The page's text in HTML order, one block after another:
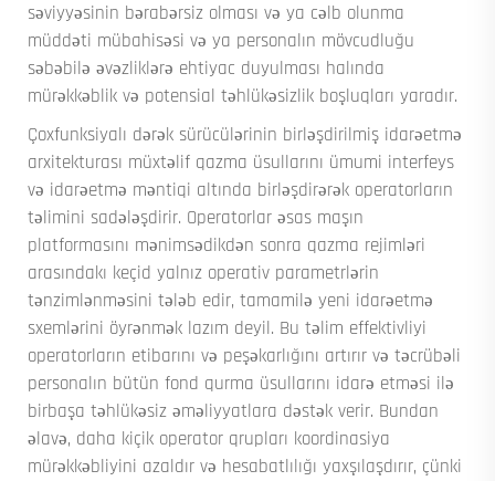
səviyyəsinin bərabərsiz olması və ya cəlb olunma
müddəti mübahisəsi və ya personalın mövcudluğu
səbəbilə əvəzliklərə ehtiyac duyulması halında
mürəkkəblik və potensial təhlükəsizlik boşluqları yaradır.
Çoxfunksiyalı dərək sürücülərinin birləşdirilmiş idarəetmə
arxitekturası müxtəlif qazma üsullarını ümumi interfeys
və idarəetmə məntiqi altında birləşdirərək operatorların
təlimini sadələşdirir. Operatorlar əsas maşın
platformasını mənimsədikdən sonra qazma rejimləri
arasındakı keçid yalnız operativ parametrlərin
tənzimlənməsini tələb edir, tamamilə yeni idarəetmə
sxemlərini öyrənmək lazım deyil. Bu təlim effektivliyi
operatorların etibarını və peşəkarlığını artırır və təcrübəli
personalın bütün fond qurma üsullarını idarə etməsi ilə
birbaşa təhlükəsiz əməliyyatlara dəstək verir. Bundan
əlavə, daha kiçik operator qrupları koordinasiya
mürəkkəbliyini azaldır və hesabatlılığı yaxşılaşdırır, çünki